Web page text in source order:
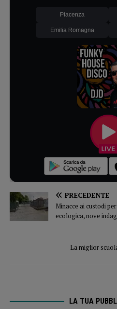
Piacenza
Emilia Romagna
PRECEDENTE
Minacce ai custodi
ecologica, nove
La miglior
LA TUA